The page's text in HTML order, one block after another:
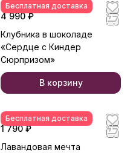
Бесплатная доставка
4 990 ₽
Клубника в шоколаде
«Сердце с Киндер
Сюрпризом»
В корзину
Бесплатная доставка
1 790 ₽
Лавандовая мечта